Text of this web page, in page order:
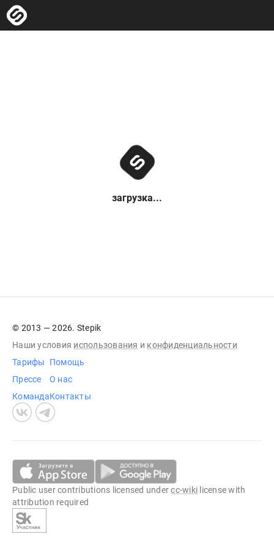
загрузка...
© 2013 — 2026. Stepik
Наши условия использования и конфиденциальности
Тарифы
Прессе
Команда
Помощь
О нас
Контакты
Public user contributions licensed undercc-wiki license with
attribution required